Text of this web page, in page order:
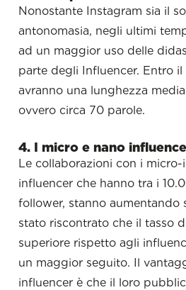
Nonostante Instagram sia il
antonomasia, negli ultimi
ad un maggior uso delle
parte degli Influencer. Entro
avranno una lunghezza
ovvero circa 70 parole.
4. I micro e nano
Le collaborazioni con i micro-
influencer che hanno tra i
follower, stanno aumentando
stato riscontrato che il tasso
superiore rispetto agli
un maggior seguito. Il
influencer è che il loro